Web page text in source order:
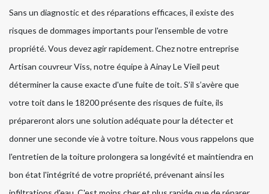
Sans un diagnostic et des réparations efficaces, il existe des
risques de dommages importants pour l'ensemble de votre
propriété. Vous devez agir rapidement. Chez notre entreprise
Artisan couvreur Viss, notre équipe à Ainay Le Vieil peut
déterminer la cause exacte d'une fuite de toit. S’il s’avère que
votre toit dans le 18200 présente des risques de fuite, ils
prépareront alors une solution adéquate pour la détecter et
donner une seconde vie à votre toiture. Nous vous rappelons que
l'entretien de la toiture prolongera sa longévité et maintiendra en
bon état l'intégrité de votre propriété, prévenant ainsi les